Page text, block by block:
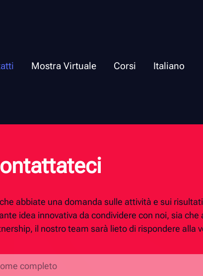
Mostra Virtuale Corsi Italiano
abbiate una domanda sulle attività e sui
idea innovativa da condividere con noi, sia
il nostro team sarà lieto di rispondere alla